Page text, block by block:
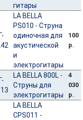
гитары
LA BELLA
PS010 - Струна
одиночная для
акустической
и
электрогитары
100
р.
LA BELLA 800L -
Струны для
электрогитары
4
030
р.
LA BELLA
CPS011 -